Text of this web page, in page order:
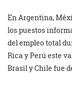
En Argentina,
los puestos
del empleo total
Rica y Perú este
Brasil y Chile fue